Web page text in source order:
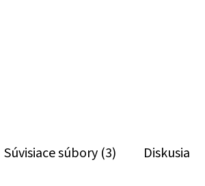
Súvisiace súbory (3) Diskusia